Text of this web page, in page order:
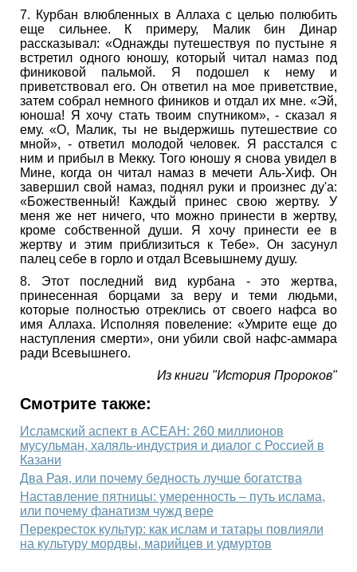
7. Курбан влюбленных в Аллаха с целью полюбить
еще сильнее. К примеру, Малик бин Динар
рассказывал: «Однажды путешествуя по пустыне я
встретил одного юношу, который читал намаз под
финиковой пальмой. Я подошел к нему и
приветствовал его. Он ответил на мое приветствие,
затем собрал немного фиников и отдал их мне. «Эй,
юноша! Я хочу стать твоим спутником», - сказал я
ему. «О, Малик, ты не выдержишь путешествие со
мной», - ответил молодой человек. Я расстался с
ним и прибыл в Мекку. Того юношу я снова увидел в
Мине, когда он читал намаз в мечети Аль-Хиф. Он
завершил свой намаз, поднял руки и произнес ду'а:
«Божественный! Каждый принес свою жертву. У
меня же нет ничего, что можно принести в жертву,
кроме собственной души. Я хочу принести ее в
жертву и этим приблизиться к Тебе». Он засунул
палец себе в горло и отдал Всевышнему душу.
8. Этот последний вид курбана - это жертва,
принесенная борцами за веру и теми людьми,
которые полностью отреклись от своего нафса во
имя Аллаха. Исполняя повеление: «Умрите еще до
наступления смерти», они убили свой нафс-аммара
ради Всевышнего.
Из книги "История Пророков"
Смотрите также:
Исламский аспект в АСЕАН: 260 миллионов
мусульман, халяль-индустрия и диалог с Россией в
Казани
Два Рая, или почему бедность лучше богатства
Наставление пятницы: умеренность – путь ислама,
или почему фанатизм чужд вере
Перекресток культур: как ислам и татары повлияли
на культуру мордвы, марийцев и удмуртов